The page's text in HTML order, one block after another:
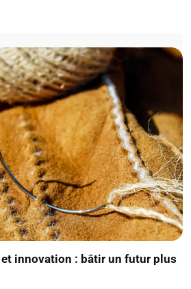
innovation : bâtir un futur plus